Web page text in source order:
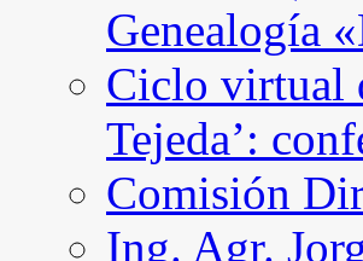
Genealogía
Ciclo virtual
Tejeda’:
Comisión
Ing. Agr.